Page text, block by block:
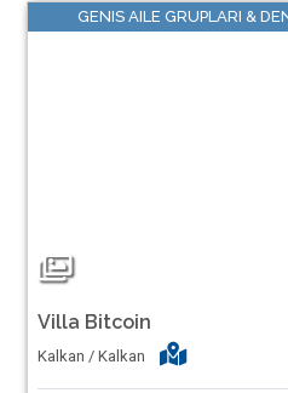
GENIS AILE GRUPLARI &
Villa Bitcoin
Kalkan / Kalkan